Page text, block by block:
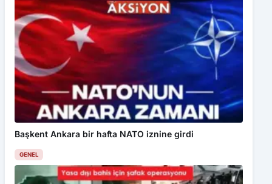
Başkent Ankara bir hafta NATO iznine girdi
GENEL